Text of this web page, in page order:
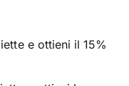
e ottieni il 15%